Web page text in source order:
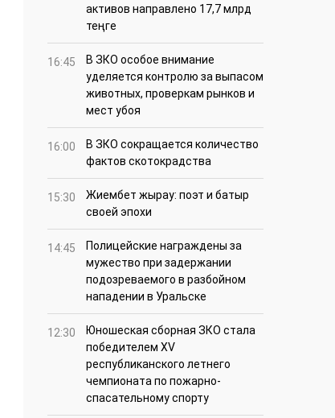
активов направлено 17,7 млрд
теңге
16:45
В ЗКО особое внимание
уделяется контролю за выпасом
животных, проверкам рынков и
мест убоя
16:00
В ЗКО сокращается количество
фактов скотокрадства
15:30
Жиембет жырау: поэт и батыр
своей эпохи
14:45
Полицейские награждены за
мужество при задержании
подозреваемого в разбойном
нападении в Уральске
12:30
Юношеская сборная ЗКО стала
победителем XV
республиканского летнего
чемпионата по пожарно-
спасательному спорту